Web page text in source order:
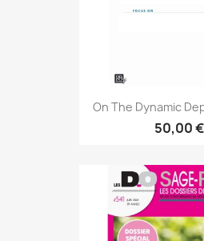
On The Dynamic
50,00 €